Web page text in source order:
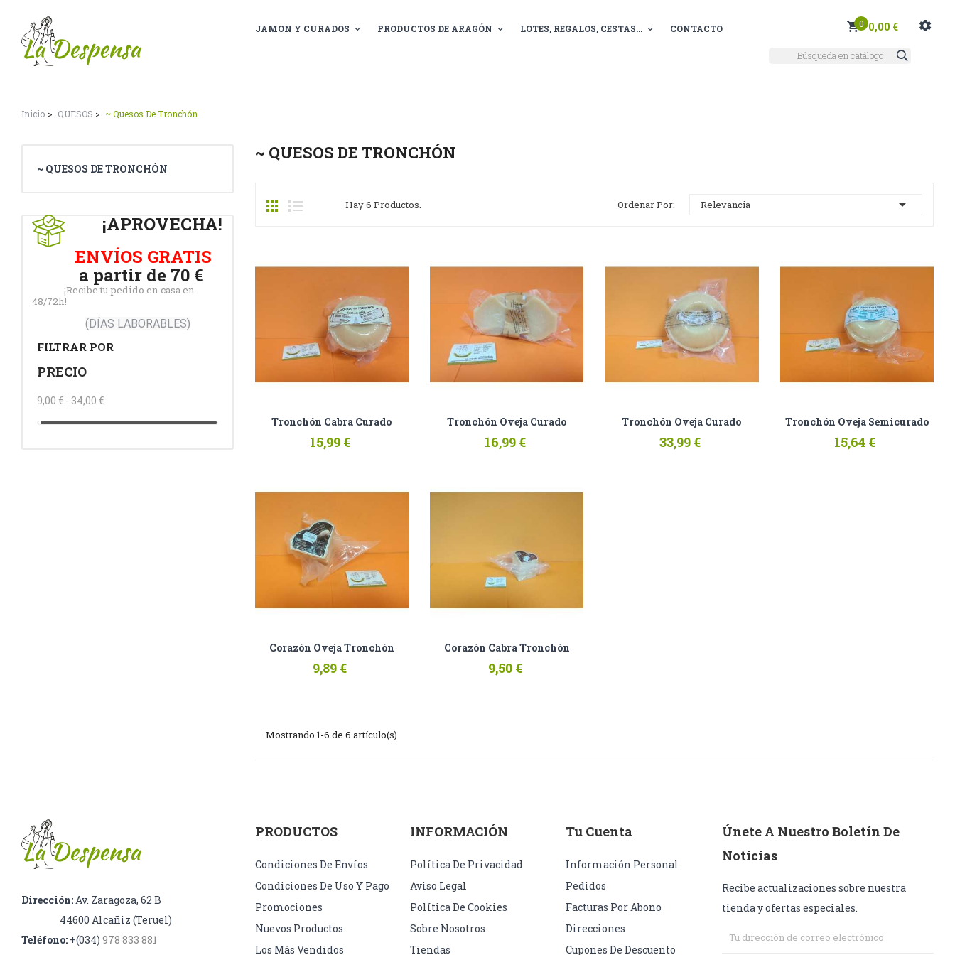
JAMON Y CURADOS PRODUCTOS DE ARAGÓN LOTES, REGALOS, CESTAS... CONTACTO 0 0,00 €
Inicio QUESOS ~ Quesos De Tronchón
~ QUESOS DE TRONCHÓN
¡APROVECHA!
ENVÍOS GRATIS
a partir de 70 €
¡Recibe tu pedido en casa en
48/72h!
(DÍAS LABORABLES)
FILTRAR POR
PRECIO
9,00 € - 34,00 €
~ QUESOS DE TRONCHÓN
Hay 6 Productos. Ordenar Por: Relevancia 
Tronchón Cabra Curado
15,99 €
Tronchón Oveja Curado
16,99 €
Tronchón Oveja Curado
33,99 €
Tronchón Oveja Semicurado
15,64 €
Corazón Oveja Tronchón
9,89 €
Corazón Cabra Tronchón
9,50 €
Mostrando 1-6 de 6 artículo(s)
Dirección: Av. Zaragoza, 62 B
44600 Alcañiz (Teruel)
Teléfono: +(034) 978 833 881
PRODUCTOS
Condiciones De Envíos
Condiciones De Uso Y Pago
Promociones
Nuevos Productos
Los Más Vendidos
INFORMACIÓN
Política De Privacidad
Aviso Legal
Política De Cookies
Sobre Nosotros
Tiendas
Tu Cuenta
Información Personal
Pedidos
Facturas Por Abono
Direcciones
Cupones De Descuento
Únete A Nuestro Boletín De
Noticias
Recibe actualizaciones sobre nuestra
tienda y ofertas especiales.